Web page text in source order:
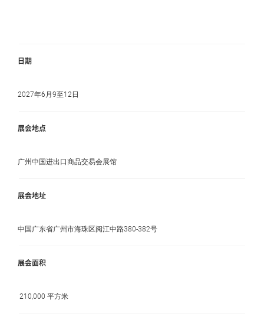
日期
2027年6月9至12日
展会地点
广州中国进出口商品交易会展馆
展会地址
中国广东省广州市海珠区阅江中路380-382号
展会面积
210,000 平方米